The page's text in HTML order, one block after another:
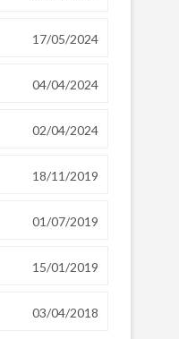
17/05/2024
04/04/2024
02/04/2024
18/11/2019
01/07/2019
15/01/2019
03/04/2018